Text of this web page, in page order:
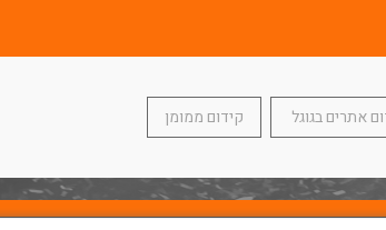
אתרים בגוגל קידום ממומן